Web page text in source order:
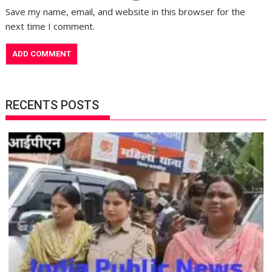
Save my name, email, and website in this browser for the
next time I comment.
RECENTS POSTS